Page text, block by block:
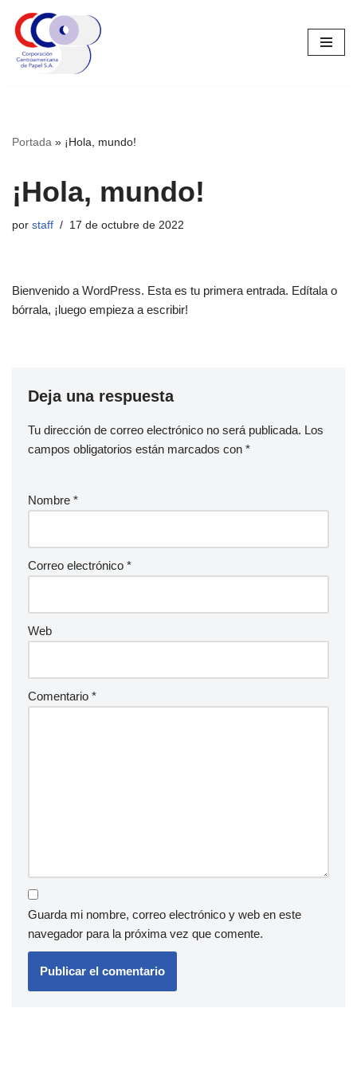
Saltar
al
Portada » ¡Hola, mundo!
¡Hola, mundo!
por staff 17 de octubre de 2022
Bienvenido a WordPress. Esta es tu primera entrada. Edítala o
bórrala, ¡luego empieza a escribir!
Deja una respuesta
Tu dirección de correo electrónico no será publicada. Los
campos obligatorios están marcados con *
Nombre *
Correo electrónico *
Web
Comentario *
Guarda mi nombre, correo electrónico y web en este
navegador para la próxima vez que comente.